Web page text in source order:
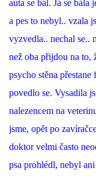
NATÁČENÍ V
AKCE
auta se bál. Já se bála
a pes to nebyl.. vzala
vyzvedla.. nechal se..
než oba přijdou na to,
psycho stěna
povedlo se. Vysadila
nalezencem na
jsme, opět po
doktor velmi často
psa prohlédl, nebyl